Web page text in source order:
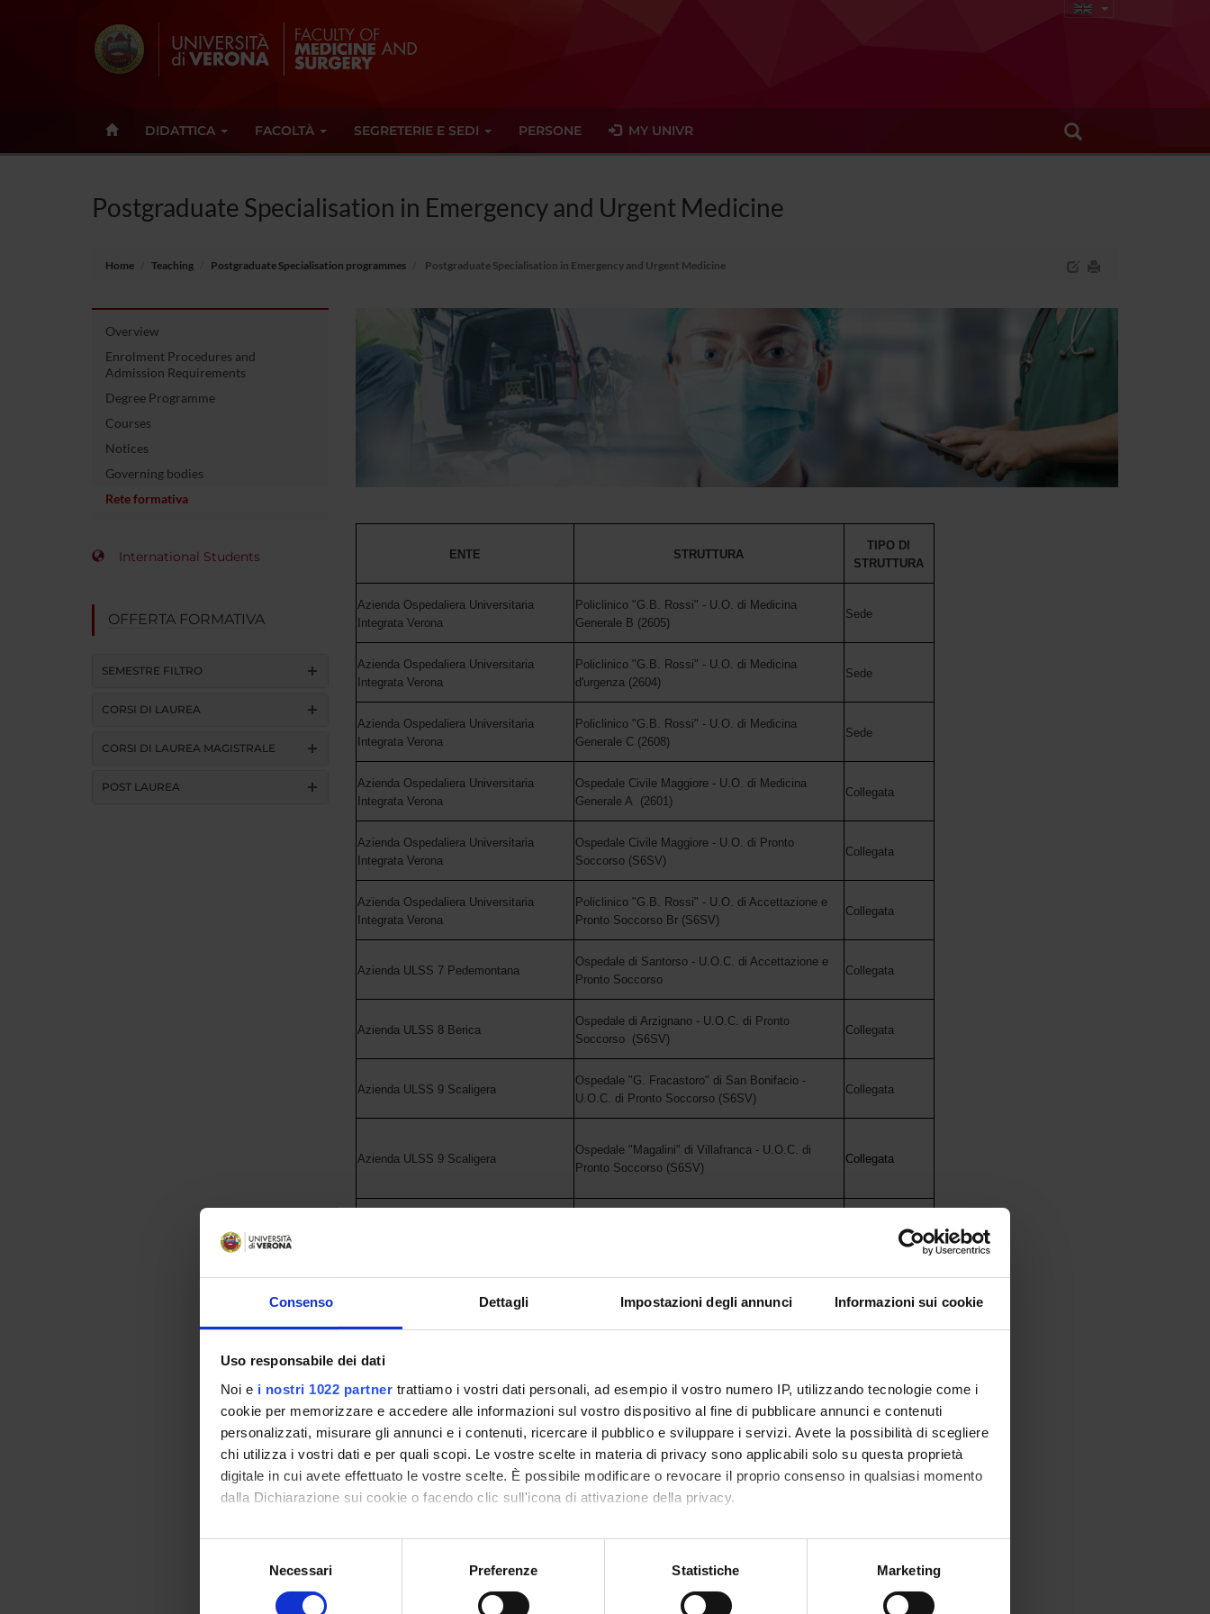
Consenso Dettagli Impostazioni degli annunci Informazioni sui cookie
Uso responsabile dei dati
Noi e i nostri 1022 partner trattiamo i vostri dati personali, ad esempio il vostro numero IP, utilizzando tecnologie come i
cookie per memorizzare e accedere alle informazioni sul vostro dispositivo al fine di pubblicare annunci e contenuti
personalizzati, misurare gli annunci e i contenuti, ricercare il pubblico e sviluppare i servizi. Avete la possibilità di scegliere
chi utilizza i vostri dati e per quali scopi. Le vostre scelte in materia di privacy sono applicabili solo su questa proprietà
digitale in cui avete effettuato le vostre scelte. È possibile modificare o revocare il proprio consenso in qualsiasi momento
dalla Dichiarazione sui cookie o facendo clic sull'icona di attivazione della privacy.
Con il tuo consenso, vorremmo anche:
raccogliere informazioni sulla tua posizione geografica, con un'approssimazione di qualche metro,
digitali).
Necessari Preferenze Statistiche Marketing
DIDATTICA FACOLTÀ SEGRETERIE E SEDI PERSONE MY UNIVR
Postgraduate Specialisation in Emergency and Urgent Medicine
Home Teaching Postgraduate Specialisation programmes Postgraduate Specialisation in Emergency and Urgent Medicine
Overview
Enrolment Procedures and
Admission Requirements
Degree Programme
Courses
Notices
Governing bodies
Rete formativa
International Students
OFFERTA FORMATIVA
SEMESTRE FILTRO
CORSI DI LAUREA
CORSI DI LAUREA MAGISTRALE
POST LAUREA
ENTE STRUTTURA
TIPO DI
STRUTTURA
Azienda Ospedaliera Universitaria
Integrata Verona
Policlinico "G.B. Rossi" - U.O. di Medicina
Generale B (2605)
Sede
Azienda Ospedaliera Universitaria
Integrata Verona
Policlinico "G.B. Rossi" - U.O. di Medicina
d'urgenza (2604)
Sede
Azienda Ospedaliera Universitaria
Integrata Verona
Policlinico "G.B. Rossi" - U.O. di Medicina
Generale C (2608)
Sede
Azienda Ospedaliera Universitaria
Integrata Verona
Ospedale Civile Maggiore - U.O. di Medicina
Generale A (2601)
Collegata
Azienda Ospedaliera Universitaria
Integrata Verona
Ospedale Civile Maggiore - U.O. di Pronto
Soccorso (S6SV)
Collegata
Azienda Ospedaliera Universitaria
Integrata Verona
Policlinico "G.B. Rossi" - U.O. di Accettazione e
Pronto Soccorso Br (S6SV)
Collegata
Azienda ULSS 7 Pedemontana
Ospedale di Santorso - U.O.C. di Accettazione e
Pronto Soccorso
Collegata
Azienda ULSS 8 Berica
Ospedale di Arzignano - U.O.C. di Pronto
Soccorso (S6SV)
Collegata
Azienda ULSS 9 Scaligera
Ospedale "G. Fracastoro" di San Bonifacio -
U.O.C. di Pronto Soccorso (S6SV)
Collegata
Azienda ULSS 9 Scaligera
Ospedale "Magalini" di Villafranca - U.O.C. di
Pronto Soccorso (S6SV)
Collegata
Ospedale P. Pederzoli - Casa di Cura
U.O. di Pronto Soccorso (S6SV) Collegata
Negrar
U.O.C. di Pronto Soccorso (S6SV) Collegata
Provincia autonoma di Bolzano - Alto
Adige
Ospedale di Bolzano – Dipartimento di Emergenza
(S4SV)
Collegata
Provincia Autonoma di Trento
di Medicina d’Urgenza e Pronto Soccorso (S6SV)
Collegata